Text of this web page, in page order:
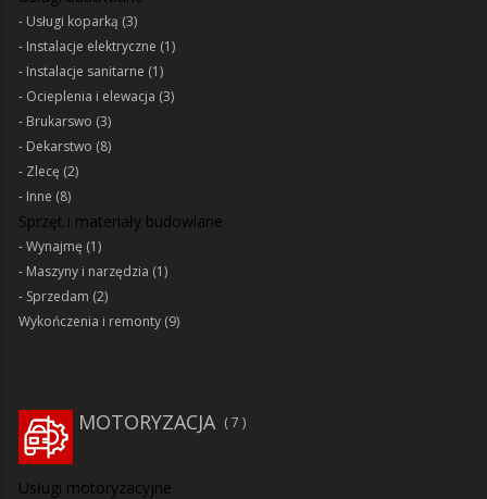
Usługi koparką (3)
Instalacje elektryczne (1)
Instalacje sanitarne (1)
Ocieplenia i elewacja (3)
Brukarswo (3)
Dekarstwo (8)
Zlecę (2)
Inne (8)
Sprzęt i materiały budowlane
Wynajmę (1)
Maszyny i narzędzia (1)
Sprzedam (2)
Wykończenia i remonty (9)
MOTORYZACJA 7
Usługi motoryzacyjne